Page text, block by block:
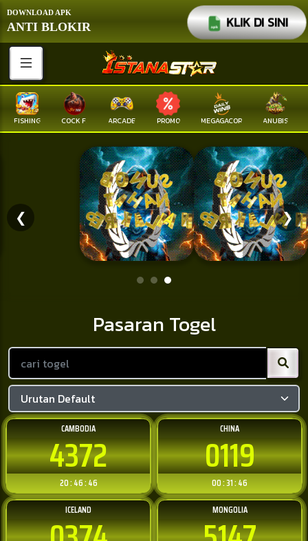
KLIK DI SINI
DOWNLOAD APK
ANTI BLOKIR
FISHING COCK F. ARCADE PROMO MEGAGACOR ANUBIS
❮ ❯
Pasaran Togel
CAMBODIA
4372
20 : 46 : 46
CHINA
0119
00 : 31 : 46
ICELAND
MONGOLIA